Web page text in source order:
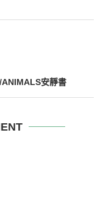
ANIMALS安靜書